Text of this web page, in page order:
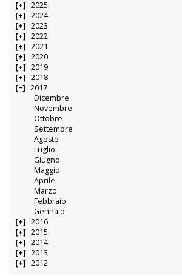
2025
2024
2023
2022
2021
2020
2019
2018
2017
Dicembre
Novembre
Ottobre
Settembre
Agosto
Luglio
Giugno
Maggio
Aprile
Marzo
Febbraio
Gennaio
2016
2015
2014
2013
2012